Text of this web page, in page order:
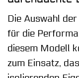
Die Auswahl
für die
diesem Modell
zum Einsatz,